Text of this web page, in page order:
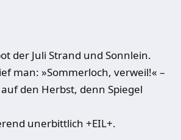
der Juli Strand und Sonnlein.
man: »Sommerloch, verweil!« –
den Herbst, denn Spiegel
unerbittlich +EIL+.